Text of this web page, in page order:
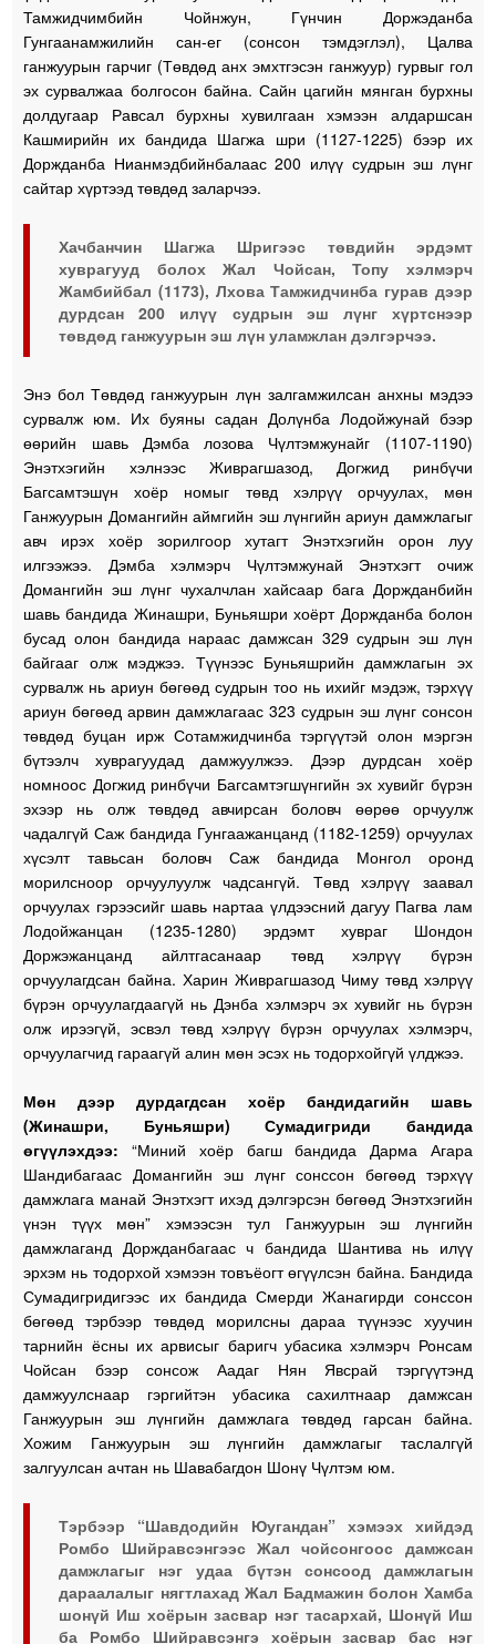
Тамжидчимбийн Чойнжун, Гүнчин Доржэданба
Гунгаанамжилийн сан-ег (сонсон тэмдэглэл), Цалва
ганжуурын гарчиг (Төвдөд анх эмхтгэсэн ганжуур) гурвыг гол
эх сурвалжаа болгосон байна. Сайн цагийн мянган бурхны
долдугаар Равсал бурхны хувилгаан хэмээн алдаршсан
Кашмирийн их бандида Шагжа шри (1127-1225) бээр их
Доржданба Нианмэдбийнбалаас 200 илүү судрын эш лүнг
сайтар хүртээд төвдөд заларчээ.
Хачбанчин Шагжа Шригээс төвдийн эрдэмт
хуврагууд болох Жал Чойсан, Топу хэлмэрч
Жамбийбал (1173), Лхова Тамжидчинба гурав дээр
дурдсан 200 илүү судрын эш лүнг хүртснээр
төвдөд ганжуурын эш лүн уламжлан дэлгэрчээ.
Энэ бол Төвдөд ганжуурын лүн залгамжилсан анхны мэдээ
сурвалж юм. Их буяны садан Долүнба Лодойжунай бээр
өөрийн шавь Дэмба лозова Чүлтэмжунайг (1107-1190)
Энэтхэгийн хэлнээс Живрагшазод, Догжид ринбүчи
Багсамтэшүн хоёр номыг төвд хэлрүү орчуулах, мөн
Ганжуурын Домангийн аймгийн эш лүнгийн ариун дамжлагыг
авч ирэх хоёр зорилгоор хутагт Энэтхэгийн орон луу
илгээжээ. Дэмба хэлмэрч Чүлтэмжунай Энэтхэгт очиж
Домангийн эш лүнг чухалчлан хайсаар бага Доржданбийн
шавь бандида Жинашри, Буньяшри хоёрт Доржданба болон
бусад олон бандида нараас дамжсан 329 судрын эш лүн
байгааг олж мэджээ. Түүнээс Буньяшрийн дамжлагын эх
сурвалж нь ариун бөгөөд судрын тоо нь ихийг мэдэж, тэрхүү
ариун бөгөөд арвин дамжлагаас 323 судрын эш лүнг сонсон
төвдөд буцан ирж Сотамжидчинба тэргүүтэй олон мэргэн
бүтээлч хуврагуудад дамжуулжээ. Дээр дурдсан хоёр
номноос Догжид ринбүчи Багсамтэгшүнгийн эх хувийг бүрэн
эхээр нь олж төвдөд авчирсан боловч өөрөө орчуулж
чадалгүй Саж бандида Гунгаажанцанд (1182-1259) орчуулах
хүсэлт тавьсан боловч Саж бандида Монгол оронд
морилсноор орчуулуулж чадсангүй. Төвд хэлрүү заавал
орчуулах гэрээсийг шавь нартаа үлдээсний дагуу Пагва лам
Лодойжанцан (1235-1280) эрдэмт хувраг Шондон
Доржэжанцанд айлтгасанаар төвд хэлрүү бүрэн
орчуулагдсан байна. Харин Живрагшазод Чиму төвд хэлрүү
бүрэн орчуулагдаагүй нь Дэнба хэлмэрч эх хувийг нь бүрэн
олж ирээгүй, эсвэл төвд хэлрүү бүрэн орчуулах хэлмэрч,
орчуулагчид гараагүй алин мөн эсэх нь тодорхойгүй үлджээ.
Мөн дээр дурдагдсан хоёр бандидагийн шавь
(Жинашри, Буньяшри) Сумадигриди бандида
өгүүлэхдээ: “Миний хоёр багш бандида Дарма Агара
Шандибагаас Домангийн эш лүнг сонссон бөгөөд тэрхүү
дамжлага манай Энэтхэгт ихэд дэлгэрсэн бөгөөд Энэтхэгийн
үнэн түүх мөн” хэмээсэн тул Ганжуурын эш лүнгийн
дамжлаганд Доржданбагаас ч бандида Шантива нь илүү
эрхэм нь тодорхой хэмээн товъёогт өгүүлсэн байна. Бандида
Сумадигридигээс их бандида Смерди Жанагирди сонссон
бөгөөд тэрбээр төвдөд морилсны дараа түүнээс хуучин
тарнийн ёсны их арвисыг баригч убасика хэлмэрч Ронсам
Чойсан бээр сонсож Аадаг Нян Явсрай тэргүүтэнд
дамжуулснаар гэргийтэн убасика сахилтнаар дамжсан
Ганжуурын эш лүнгийн дамжлага төвдөд гарсан байна.
Хожим Ганжуурын эш лүнгийн дамжлагыг таслалгүй
залгуулсан ачтан нь Шавабагдон Шонү Чүлтэм юм.
Тэрбээр “Шавдодийн Юугандан” хэмээх хийдэд
Ромбо Шийравсэнгээс Жал чойсонгоос дамжсан
дамжлагыг нэг удаа бүтэн сонсоод дамжлагын
дараалалыг нягтлахад Жал Бадмажин болон Хамба
шонүй Иш хоёрын засвар нэг тасархай, Шонүй Иш
ба Ромбо Шийравсэнгэ хоёрын засвар бас нэг